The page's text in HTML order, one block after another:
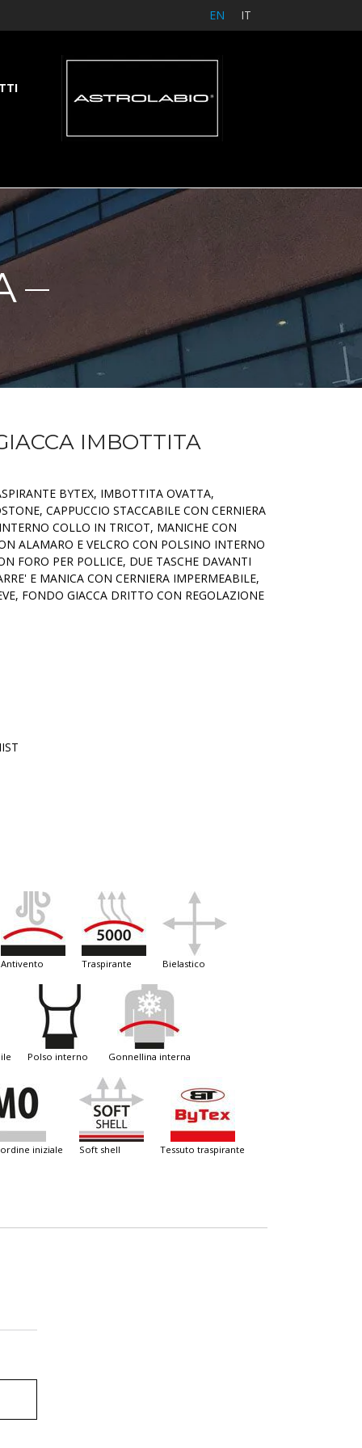
EN IT
IMBOTTITA
BYTEX, IMBOTTITA OVATTA,
CAPPUCCIO STACCABILE CON CERNIERA
COLLO IN TRICOT, MANICHE CON
ALAMARO E VELCRO CON POLSINO INTERNO
FORO PER POLLICE, DUE TASCHE DAVANTI
E MANICA CON CERNIERA IMPERMEABILE,
FONDO GIACCA DRITTO CON REGOLAZIONE
antivento traspirante bielastico
polso interno gonnellina interna
ordine iniziale soft shell tessuto traspirante